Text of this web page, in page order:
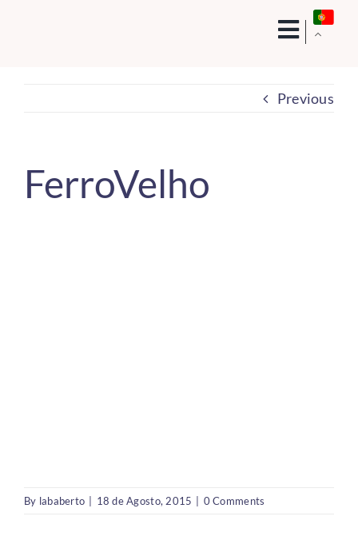
Previous
FerroVelho
By lababerto 18 de Agosto, 2015 0 Comments